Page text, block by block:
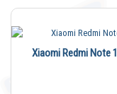
Xiaomi Redmi Note